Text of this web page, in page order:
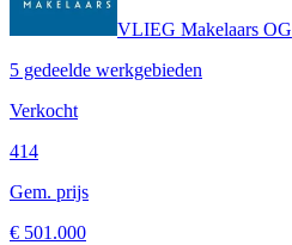
VLIEG Makelaars OG
5 gedeelde werkgebieden
Verkocht
414
Gem. prijs
€ 501.000